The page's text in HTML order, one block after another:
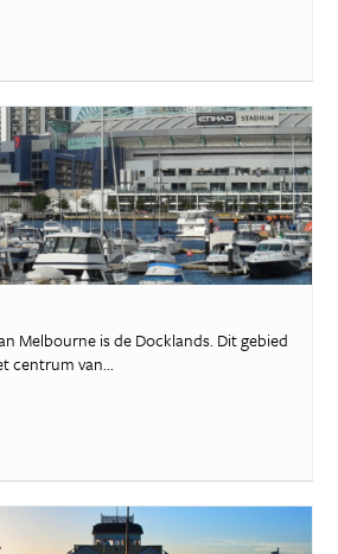
Melbourne is de Docklands. Dit gebied
centrum van...